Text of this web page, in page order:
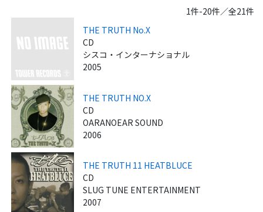
1件-20件／全21件
THE TRUTH No.X
CD
シスコ・インターナショナル
2005
THE TRUTH NO.X
CD
OARANOEAR SOUND
2006
THE TRUTH 11 HEATBLUCE
CD
SLUG TUNE ENTERTAINMENT
2007